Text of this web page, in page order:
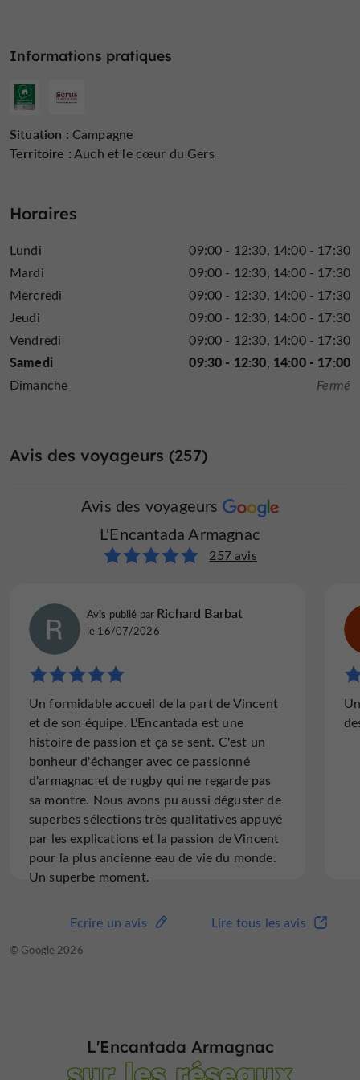
L'Encantada, l'excellence de l'armagnac brut de fût et
des expériences immersives dans le Gers
Informations pratiques
Situation : Campagne
Territoire :Auch et le cœur du Gers
Horaires
Lundi 09:00 - 12:30 14:00 - 17:30
Mardi
09:00 - 12:30 14:00 - 17:30
Mercredi
09:00 - 12:30 14:00 - 17:30
Jeudi
09:00 - 12:30 14:00 - 17:30
Vendredi
09:00 - 12:30 14:00 - 17:30
Samedi 09:30 - 12:30 14:00 - 17:00
Dimanche Fermé
Avis des voyageurs (257)
Avis des voyageurs
L'Encantada Armagnac
257 avis
Avis publié par Richard Barbat
le 16/07/2026
Un formidable accueil de la part de Vincent
et de son équipe. L'Encantada est une
histoire de passion et ça se sent. C'est un
bonheur d'échanger avec ce passionné
d'armagnac et de rugby qui ne regarde pas
sa montre. Nous avons pu aussi déguster de
superbes sélections très qualitatives appuyé
par les explications et la passion de Vincent
pour la plus ancienne eau de vie du monde.
Un superbe moment.
Lire tous les avis
Ecrire un avis
© Google 2026
L'Encantada Armagnac